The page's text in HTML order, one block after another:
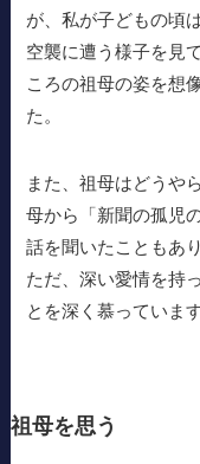
が、私が子どもの頃
空襲に遭う様子を見
ころの祖母の姿を想
た。
また、祖母はどうや
母から「新聞の孤児
話を聞いたこともあ
ただ、深い愛情を持
とを深く慕っています
祖母を思う